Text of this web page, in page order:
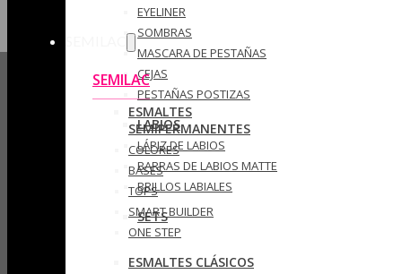
EYELINER
SOMBRAS
MASCARA DE PESTAÑAS
CEJAS
PESTAÑAS POSTIZAS
LABIOS
LÁPIZ DE LABIOS
BARRAS DE LABIOS MATTE
BRILLOS LABIALES
SETS
SEMILAC
ESMALTES
SEMIPERMANENTES
COLORES
BASES
TOPS
SMART BUILDER
ONE STEP
ESMALTES CLÁSICOS